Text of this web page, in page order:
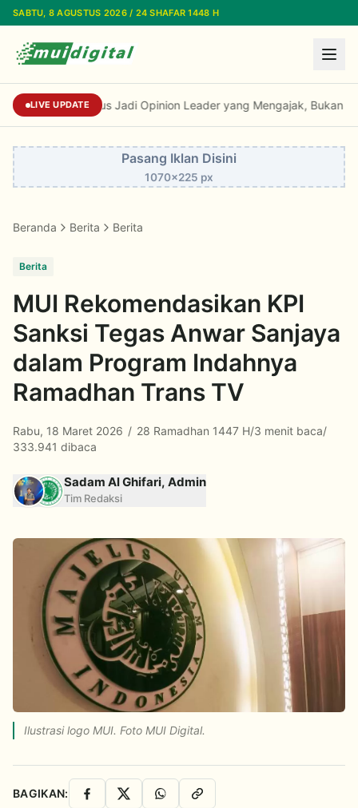
Lewati ke konten utama
SABTU, 8 AGUSTUS 2026 / 24 SHAFAR 1448 H
LIVE UPDATE Kiai Cholil: Dai Harus Jadi Opinion Leader
Pasang Iklan Disini
1070x225 px
Beranda Berita Berita
Berita
MUI Rekomendasikan KPI
Sanksi Tegas Anwar Sanjaya
dalam Program Indahnya
Ramadhan Trans TV
Rabu, 18 Maret 2026 / 28 Ramadhan 1447 H/3 menit baca/
333.941 dibaca
Sadam Al Ghifari, Admin
Tim Redaksi
Ilustrasi logo MUI. Foto MUI Digital.
BAGIKAN: Facebook
X WhatsAppSalin Link